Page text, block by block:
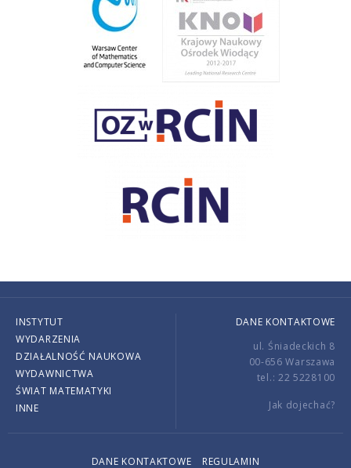
INSTYTUT
WYDARZENIA
DZIAŁALNOŚĆ NAUKOWA
WYDAWNICTWA
ŚWIAT MATEMATYKI
INNE
DANE KONTAKTOWE
ul. Śniadeckich 8
00-656 Warszawa
tel.: 22 5228100
Jak dojechać?
DANE KONTAKTOWE REGULAMIN